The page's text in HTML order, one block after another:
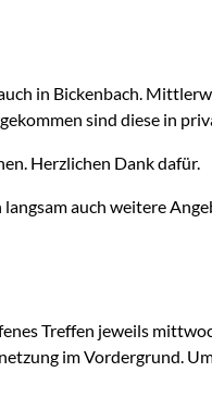
in Bickenbach.
sind diese in
Herzlichen Dank dafür.
auch weitere
Treffen jeweils
im Vordergrund.